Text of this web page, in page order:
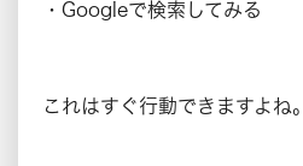
・Googleで検索してみる
これはすぐ行動できますよね。